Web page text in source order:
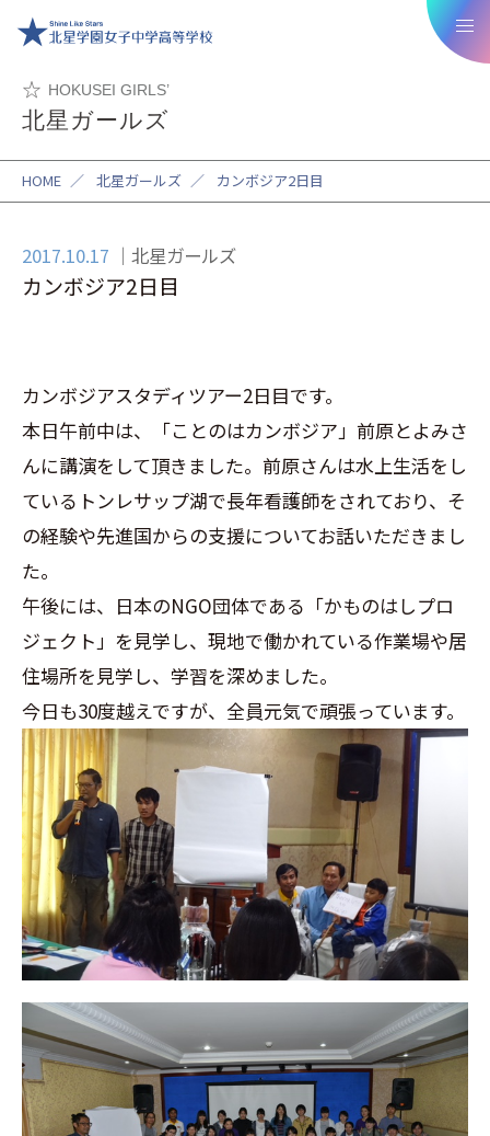
HOKUSEI GIRLS’
北星ガールズ
HOME ／ 北星ガールズ ／ カンボジア2日目
2017.10.17 北星ガールズ
カンボジア2日目
カンボジアスタディツアー2日目です。
本日午前中は、「ことのはカンボジア」 前原とよみさ
んに講演をして頂きました。 前原さんは水上生活をし
ているトンレサップ湖で長年看護師をされており、 そ
の経験や先進国からの支援についてお話いただきまし
た。
午後には、日本のNGO団体である「かものはしプロ
ジェクト」 を見学し、現地で働かれている作業場や居
住場所を見学し、 学習を深めました。
今日も30度越えですが、全員元気で頑張っています。